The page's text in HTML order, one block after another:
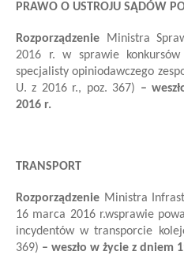
PRAWO O USTROJU SĄDÓW
Rozporządzenie Ministra
2016 r. w sprawie
specjalisty opiniodawczego
U. z 2016 r., poz. 367) –
2016 r.
TRANSPORT
Rozporządzenie Ministra
16 marca 2016 r.wsprawie
incydentów w transporcie
369) – weszło w życie z dniem